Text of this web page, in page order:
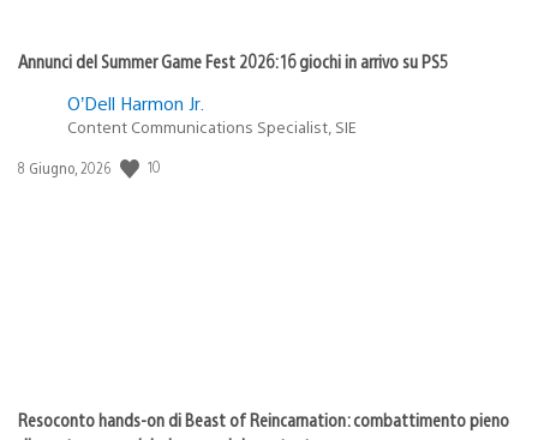
Annunci del Summer Game Fest 2026: 16 giochi in arrivo su PS5
O’Dell Harmon Jr.
Content Communications Specialist, SIE
Data
8 Giugno, 2026 10
Resoconto hands-on di Beast of Reincarnation: combattimento pieno